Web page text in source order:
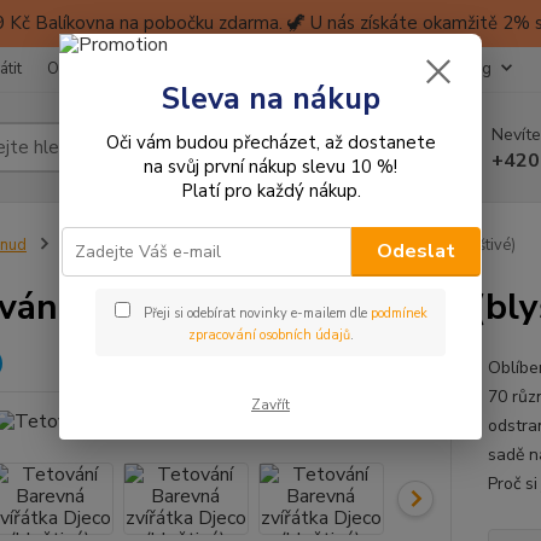
Kč Balíkovna na pobočku zdarma. 🦖 U nás získáte okamžitě 2%
Obchodní podmínky Kontakty Blog
Hledat
Tetování pro děti Tetování Barevná zvířátka Djeco (blyštivé)
Barevná zvířátka Djeco
70
sadě
Proč
Sleva na nákup
Oči vám budou přecházet, až dostanete
na svůj první nákup slevu 10 %!
Platí pro každý nákup.
Odeslat
Přeji si odebírat novinky e-mailem dle podmínek
zpracování osobních údajů.
Zavřít